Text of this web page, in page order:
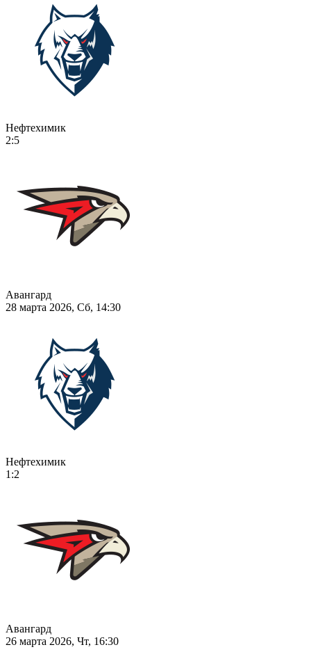
Нефтехимик
2:5
Авангард
28 марта 2026, Сб, 14:30
Нефтехимик
1:2
Авангард
26 марта 2026, Чт, 16:30